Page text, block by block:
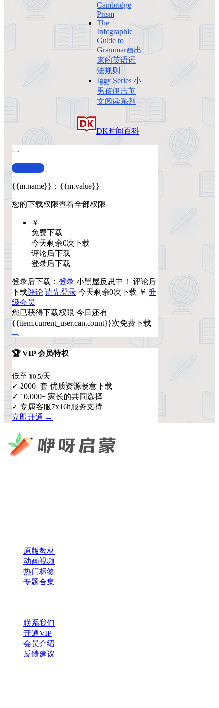
Cambridge
Prism
The
Infographic
Guide to
Grammar画出
来的英语语
法规则
Iggy Series 小
男孩伊吉英
文阅读系列
DK时间百科
查看演示
{{m.name}} ： {{m.value}}
您的下载权限查看全部权限
￥
免费下载
今天剩余0次下载
评论后下载
登录后下载
登录后下载： 登录 小黑屋反思中！ 评论后
下载评论 请先登录 今天剩余0次下载 ￥ 升
级会员
您已获得下载权限 今日还有
{{item.current_user.can.count}}次免费下载
🏆 VIP 会员特权
低至 ¥0.5/天
✓ 2000+套 优质资源畅意下载
✓ 10,000+ 家长的共同选择
✓ 专属客服7x16h服务支持
立即开通 →
原版教材
动画视频
热门标签
专题合集
联系我们
开通VIP
会员介绍
反馈建议